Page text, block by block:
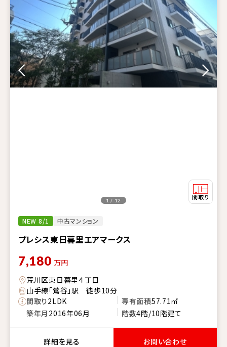
NEW 8/1 中古マンション
プレシス東日暮里エアマークス
1 / 12
7,180 万円
荒川区東日暮里４丁目
山手線「鶯谷」駅 徒歩10分
間取り2LDK 専有面積57.71㎡
築年月 2016年06月 階数4階/10階建て
詳細を見る お問い合わせ